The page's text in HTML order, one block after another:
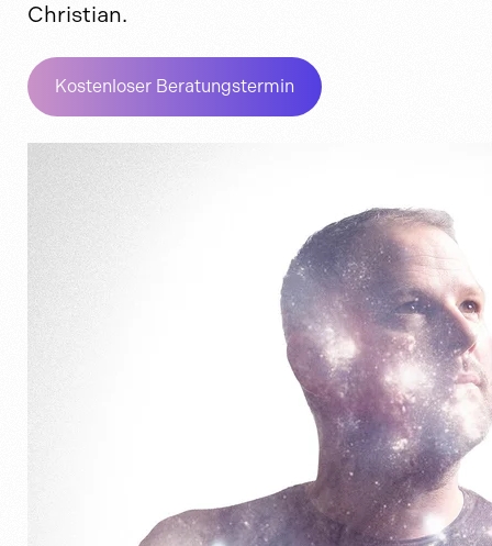
Christian.
Kostenloser Beratungstermin